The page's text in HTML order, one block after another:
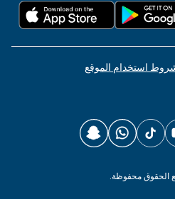
استخدام الموقع